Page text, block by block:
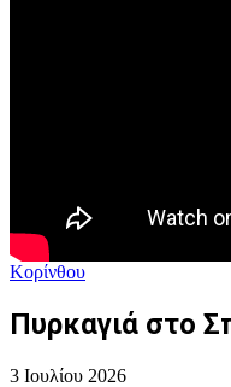
Κορίνθου
Πυρκαγιά στο
3 Ιουλίου 2026